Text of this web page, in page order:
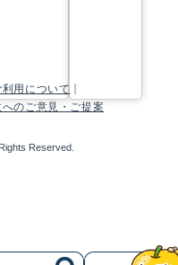
用について
へのご意見・ご提案
Reserved.